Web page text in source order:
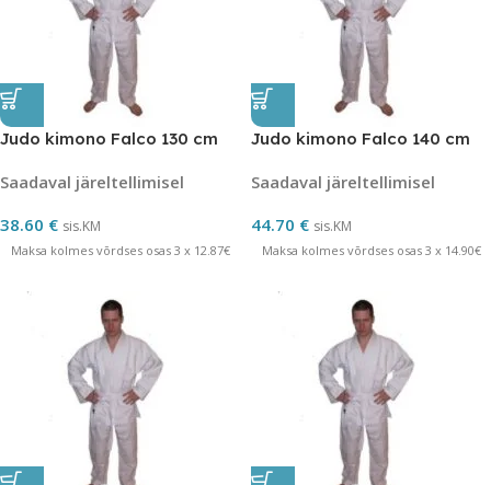
Judo kimono Falco 130 cm
Saadaval järeltellimisel
38.60 € sis.KM
Maksa kolmes võrdses osas 3 x 12.87€
Judo kimono Falco 140 cm
Saadaval järeltellimisel
44.70 € sis.KM
Maksa kolmes võrdses osas 3 x 14.90€